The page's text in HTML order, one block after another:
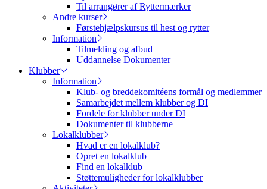
Til arrangører af Ryttermærker
Andre kurser
Førstehjælpskursus til hest og rytter
Information
Tilmelding og afbud
Uddannelse Dokumenter
Klubber
Information
Klub- og breddekomitéens formål og medlemmer
Samarbejdet mellem klubber og DI
Fordele for klubber under DI
Dokumenter til klubberne
Lokalklubber
Hvad er en lokalklub?
Opret en lokalklub
Find en lokalklub
Støttemuligheder for lokalklubber